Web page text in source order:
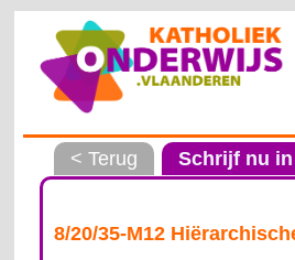
< Terug Schrijf nu in
8/20/35-M12